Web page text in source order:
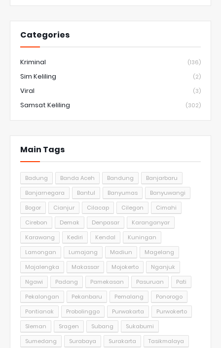
Categories
Kriminal (136)
Sim Keliling (2)
Viral (3)
Samsat Keliling (302)
Main Tags
Badung Banda Aceh Bandung
Banjarbaru
Banjarnegara
Bantul Banyumas
Banyuwangi
Bogor
Cianjur Cilacap Cilegon
Cimahi
Cirebon
Demak Denpasar
Karanganyar
Karawang
Kediri Kendal
Kuningan
Lamongan
Lumajang Madiun
Magelang
Majalengka
Makassar Mojokerto
Nganjuk
Ngawi
Padang Pamekasan Pasuruan
Pati
Pekalongan
Pekanbaru Pemalang
Ponorogo
Pontianak
Probolinggo Purwakarta
Purwokerto
Sleman
Sragen Subang
Sukabumi
Sumedang
Surabaya Surakarta
Tasikmalaya